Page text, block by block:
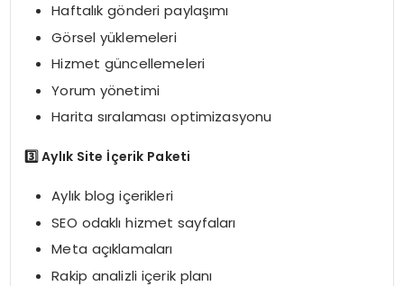
Haftalık gönderi paylaşımı
Görsel yüklemeleri
Hizmet güncellemeleri
Yorum yönetimi
Harita sıralaması optimizasyonu
3️Aylık Site İçerik Paketi
Aylık blog içerikleri
SEO odaklı hizmet sayfaları
Meta açıklamaları
Rakip analizli içerik planı